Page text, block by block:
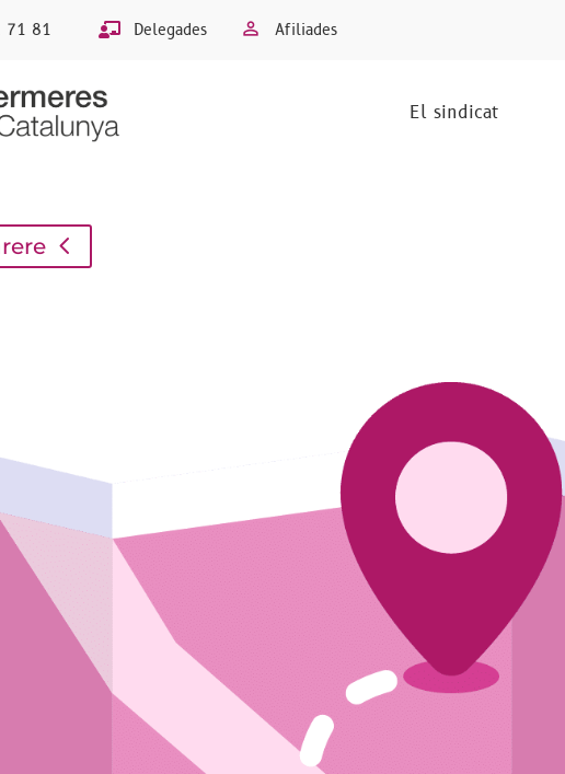
71 81 Delegades Afiliades
El sindicat